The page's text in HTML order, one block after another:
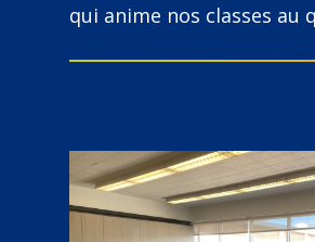
qui anime nos classes au